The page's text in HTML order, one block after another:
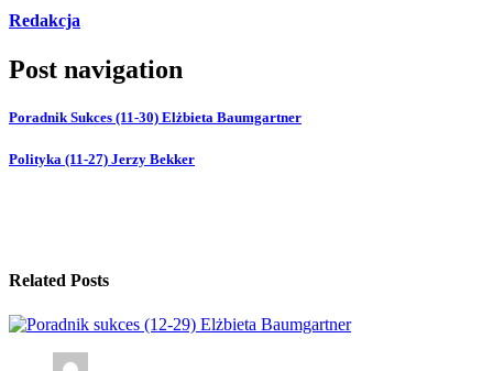
Redakcja
Post navigation
Poradnik Sukces (11-30) Elżbieta Baumgartner
Polityka (11-27) Jerzy Bekker
Related Posts